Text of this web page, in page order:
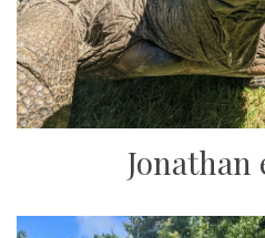
Jonathan